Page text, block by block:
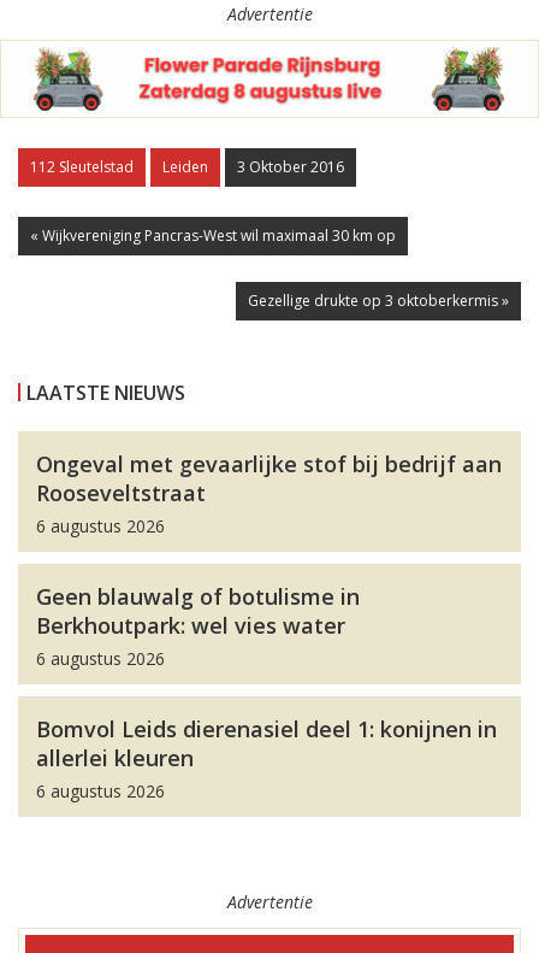
Advertentie
112 Sleutelstad Leiden 3 Oktober 2016
« Wijkvereniging Pancras-West wil maximaal 30 km op
Gezellige drukte op 3 oktoberkermis »
LAATSTE NIEUWS
Ongeval met gevaarlijke stof bij bedrijf aan
Rooseveltstraat
6 augustus 2026
Geen blauwalg of botulisme in
Berkhoutpark: wel vies water
6 augustus 2026
Bomvol Leids dierenasiel deel 1: konijnen in
allerlei kleuren
6 augustus 2026
Advertentie